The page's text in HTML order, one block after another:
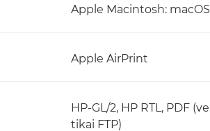
Apple Macintosh: macOS
Apple AirPrint
HP-GL/2, HP RTL, PDF
tikai FTP)